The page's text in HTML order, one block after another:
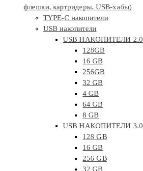
флешки, картридеры, USB-хабы)
TYPE-C накопители
USB накопители
USB НАКОПИТЕЛИ 2.0
128GB
16 GB
256GB
32 GB
4 GB
64 GB
8 GB
USB НАКОПИТЕЛИ 3.0
128 GB
16 GB
256 GB
32 GB